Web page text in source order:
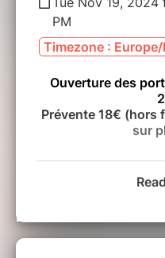
PM
Timezone : Europe/
Ouverture des
Prévente 18€ (hors
sur
Sortie de l'album: Le